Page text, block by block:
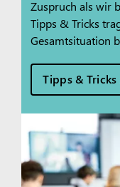
Zuspruch als wir
Tipps & Tricks
Gesamtsituation
Tipps &